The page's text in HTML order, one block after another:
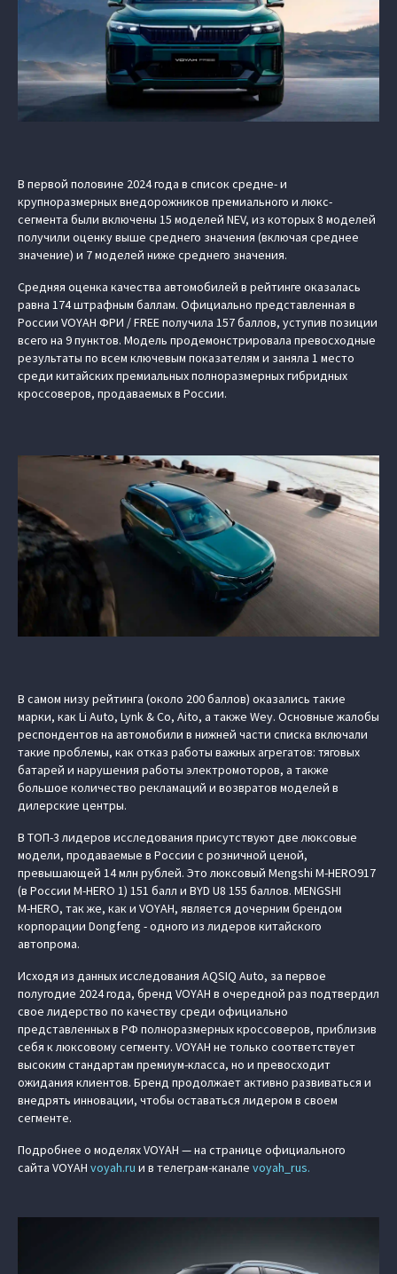
В первой половине 2024 года в список средне- и
крупноразмерных внедорожников премиального и люкс-
сегмента были включены 15 моделей NEV, из которых 8 моделей
получили оценку выше среднего значения (включая среднее
значение) и 7 моделей ниже среднего значения.
Средняя оценка качества автомобилей в рейтинге оказалась
равна 174 штрафным баллам. Официально представленная в
России VOYAH ФРИ / FREE получила 157 баллов, уступив позиции
всего на 9 пунктов. Модель продемонстрировала превосходные
результаты по всем ключевым показателям и заняла 1 место
среди китайских премиальных полноразмерных гибридных
кроссоверов, продаваемых в России.
В самом низу рейтинга (около 200 баллов) оказались такие
марки, как Li Auto, Lynk & Co, Aito, а также Wey. Основные жалобы
респондентов на автомобили в нижней части списка включали
такие проблемы, как отказ работы важных агрегатов: тяговых
батарей и нарушения работы электромоторов, а также
большое количество рекламаций и возвратов моделей в
дилерские центры.
В ТОП-3 лидеров исследования присутствуют две люксовые
модели, продаваемые в России с розничной ценой,
превышающей 14 млн рублей. Это люксовый Mengshi M‑HERO917
(в России M‑HERO 1) 151 балл и BYD U8 155 баллов. MENGSHI
M‑HERO, так же, как и VOYAH, является дочерним брендом
корпорации Dongfeng - одного из лидеров китайского
автопрома.
Исходя из данных исследования AQSIQ Auto, за первое
полугодие 2024 года, бренд VOYAH в очередной раз подтвердил
свое лидерство по качеству среди официально
представленных в РФ полноразмерных кроссоверов, приблизив
себя к люксовому сегменту. VOYAH не только соответствует
высоким стандартам премиум-класса, но и превосходит
ожидания клиентов. Бренд продолжает активно развиваться и
внедрять инновации, чтобы оставаться лидером в своем
сегменте.
Подробнее о моделях VOYAH — на странице официального
сайта VOYAH voyah.ru и в телеграм-канале voyah_rus.